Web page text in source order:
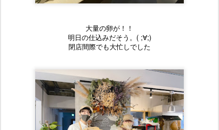
大量の卵が！！
明日の仕込みだそう。( ;∀;)
閉店間際でも大忙しでした